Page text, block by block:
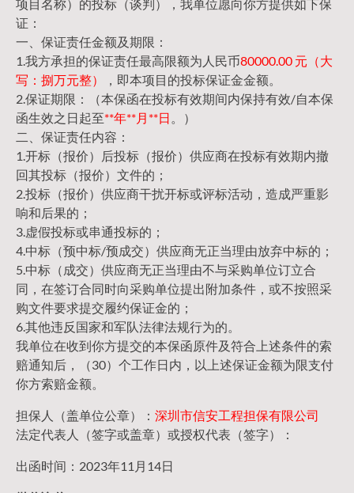
项目名称）的投标（谈判），我单位愿向你方提供如下保
证：
一、保证责任金额及期限：
1.我方承担的保证责任最高限额为人民币80000.00 元（大
写：捌万元整）
，即本项目的投标保证金金额。
2.保证期限：（本保函在投标有效期间内保持有效/自本保
函生效之日起至**年**月**日 。）
二、保证责任内容：
1.开标（报价）后投标（报价）供应商在投标有效期内撤
回其投标（报价）文件的；
2.投标（报价）供应商干扰开标或评标活动，造成严重影
响和后果的；
3.虚假投标或串通投标的；
4.中标（预中标/预成交）供应商无正当理由放弃中标的；
5.中标（成交）供应商无正当理由不与采购单位订立合
同，在签订合同时向采购单位提出附加条件，或不按照采
购文件要求提交履约保证金的；
6.其他违反国家和军队法律法规行为的。
我单位在收到你方提交的本保函原件及符合上述条件的索
赔通知后，（30）个工作日内，以上述保证金额为限支付
你方索赔金额。
担保人（盖单位公章）： 深圳市信安工程担保有限公司
法定代表人（签字或盖章）或授权代表（签字）：
出函时间：2023年11月14日